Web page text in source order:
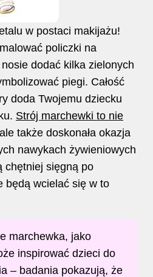
w postaci makijażu!
policzki na
dodać kilka zielonych
piegi. Całość
doda Twojemu dziecku
Strój marchewki to nie
także doskonała okazja
nawykach żywieniowych
sięgną po
będą wcielać się w to
marchewka, jako
inspirować dzieci do
– badania pokazują, że